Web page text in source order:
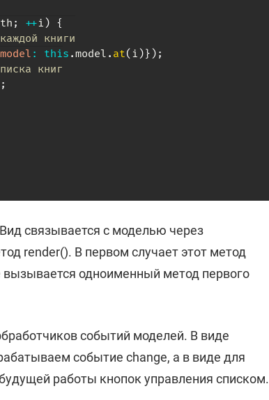
; ++i ) {
книги
model : this .model . at( i )} ) ;
книг
;
связывается с моделью через
render(). В первом случает этот метод
вызывается одноименный метод первого
событий моделей. В виде
событие change, а в виде для
работы кнопок управления списком.